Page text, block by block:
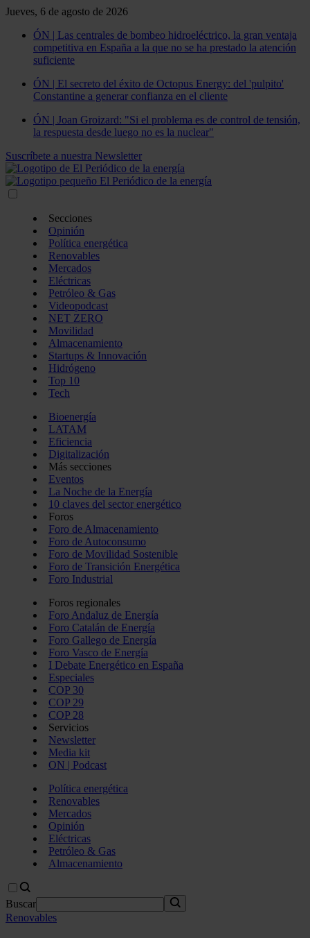
Jueves, 6 de agosto de 2026
ÓN | Las centrales de bombeo hidroeléctrico, la gran ventaja
competitiva en España a la que no se ha prestado la atención
suficiente
ÓN | El secreto del éxito de Octopus Energy: del 'pulpito'
Constantine a generar confianza en el cliente
ÓN | Joan Groizard: "Si el problema es de control de tensión,
la respuesta desde luego no es la nuclear"
Suscríbete a nuestra Newsletter
Secciones
Opinión
Política energética
Renovables
Mercados
Eléctricas
Petróleo & Gas
Videopodcast
NET ZERO
Movilidad
Almacenamiento
Startups & Innovación
Hidrógeno
Top 10
Tech
Bioenergía
LATAM
Eficiencia
Digitalización
Más secciones
Eventos
La Noche de la Energía
10 claves del sector energético
Foros
Foro de Almacenamiento
Foro de Autoconsumo
Foro de Movilidad Sostenible
Foro de Transición Energética
Foro Industrial
Foros regionales
Foro Andaluz de Energía
Foro Catalán de Energía
Foro Gallego de Energía
Foro Vasco de Energía
I Debate Energético en España
Especiales
COP 30
COP 29
COP 28
Servicios
Newsletter
Media kit
ON | Podcast
Política energética
Renovables
Mercados
Opinión
Eléctricas
Petróleo & Gas
Almacenamiento
Buscar
Renovables